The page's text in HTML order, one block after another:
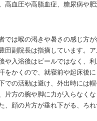
高血圧や高脂血症、糖尿病や
は喉の渇きや暑さの感じ方
田副院長は指摘しています。
や入浴後はビールではなく、
をかくので、就寝前や起床後
での活動は避け、外出時には
片方の腕や脚に力が入らなく
顔の片方が垂れ下がる、ろれ